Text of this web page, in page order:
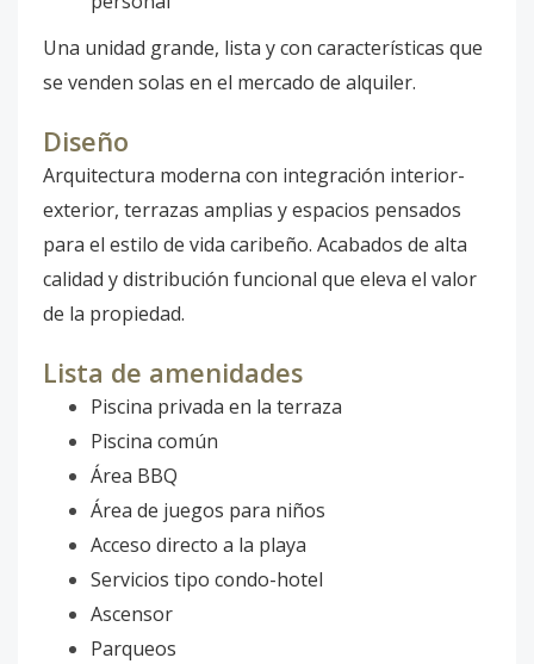
Una unidad grande, lista y con características que
se venden solas en el mercado de alquiler.
Diseño
Arquitectura moderna con integración interior-
exterior, terrazas amplias y espacios pensados
para el estilo de vida caribeño. Acabados de alta
calidad y distribución funcional que eleva el valor
de la propiedad.
Lista de amenidades
Piscina privada en la terraza
Piscina común
Área BBQ
Área de juegos para niños
Acceso directo a la playa
Servicios tipo condo-hotel
Ascensor
Parqueos